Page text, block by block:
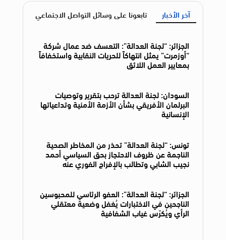
آخر الأخبار تابعونا على وسائل التواصل الاجتماعي
الجزائر: “لجنة العدالة”: التعسف ضد عمال شركة
“أوزمرت” يمثل انتهاكاً للحريات النقابية واستخفافاً
بمعايير العمل اللائق
السودان: لجنة العدالة ترحب بتقرير وتوصيات
البرلمان الأفريقي بشأن الأزمة الأمنية وتداعياتها
الإنسانية
تونس: “لجنة العدالة” تحذر من المخاطر الصحية
الناجمة عن ظروف الاحتجاز بحق السياسي أحمد
نجيب الشابي وتطالب بالإفراج الفوري عنه
الجزائر: “لجنة العدالة”: العفو الرئاسي للمحبوسين
الناجحين في الاختبارات يُغفل وضعية معتقلي
الرأي ويُكرّس غياب الشفافية